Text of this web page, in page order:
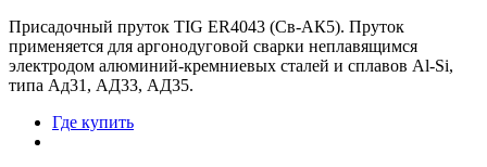
Присадочный пруток TIG ER4043 (Св-АК5). Пруток
применяется для аргонодуговой сварки неплавящимся
электродом алюминий-кремниевых сталей и сплавов Al-Si,
типа Ад31, АД33, АД35.
Где купить